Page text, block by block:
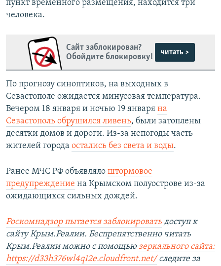
пункт временного размещения, находится три
человека.
Сайт заблокирован?
Обойдите блокировку!
читать >
По прогнозу синоптиков, на выходных в
Севастополе ожидается минусовая температура.
Вечером 18 января и ночью 19 января на
Севастополь обрушился ливень, были затоплены
десятки домов и дороги. Из-за непогоды часть
жителей города остались без света и воды.
Ранее МЧС РФ объявляло штормовое
предупреждение на Крымском полуострове из-за
ожидающихся сильных дождей.
Роскомнадзор пытается заблокировать доступ к
сайту Крым.Реалии. Беспрепятственно читать
Крым.Реалии можно с помощью зеркального сайта:
https://d33h376wl4q12e.cloudfront.net/следите за